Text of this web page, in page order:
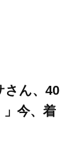
さん、40
今、着